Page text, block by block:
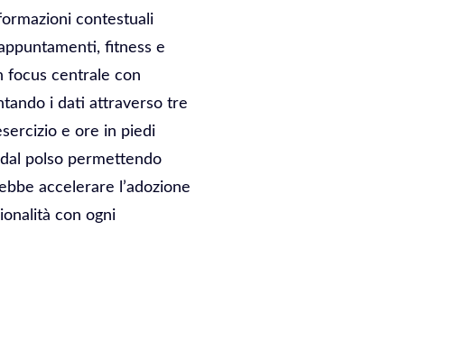
contestuali
fitness e
focus centrale con
i dati attraverso tre
e ore in piedi
polso permettendo
accelerare l’adozione
con ogni